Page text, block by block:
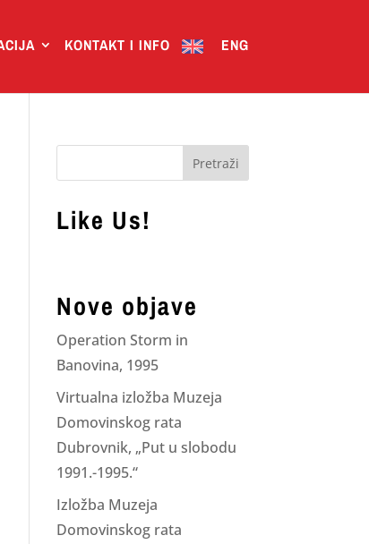
KONTAKT I INFO ENG
Like Us!
Nove objave
Operation Storm in
Banovina, 1995
Virtualna izložba Muzeja
Domovinskog rata
Dubrovnik, „Put u slobodu
1991.-1995.“
Izložba Muzeja
Domovinskog rata